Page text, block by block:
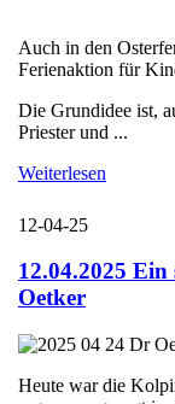
Auch in den
Ferienaktion für
Die Grundidee ist,
Priester und ...
Weiterlesen
12-04-25
12.04.2025
Oetker
Heute war die